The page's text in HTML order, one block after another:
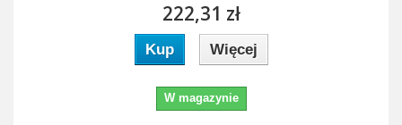
222,31 zł
Kup Więcej
W magazynie